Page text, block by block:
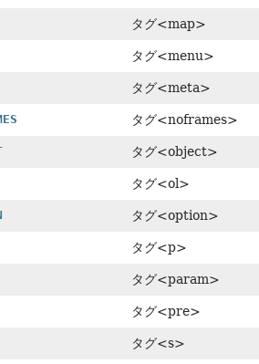
タグ<map>
タグ<menu>
タグ<meta>
タグ<noframes>
タグ<object>
タグ<ol>
タグ<option>
タグ<p>
タグ<param>
タグ<pre>
タグ<s>